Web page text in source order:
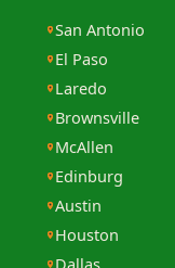
San Antonio
El Paso
Laredo
Brownsville
McAllen
Edinburg
Austin
Houston
Dallas